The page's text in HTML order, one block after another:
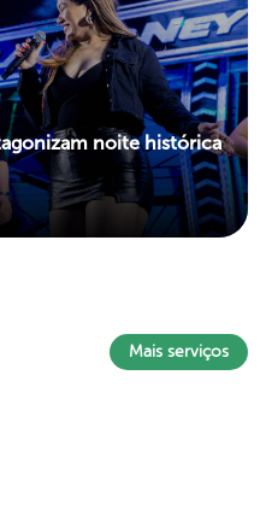
noite histórica
Mais serviços